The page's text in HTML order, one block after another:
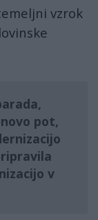
vzrok
pot,
v